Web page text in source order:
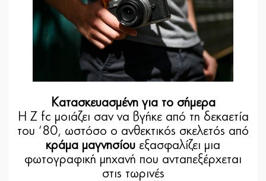
Κατασκευασμένη για το σήμερα
Η Z fc μοιάζει σαν να βγήκε από τη δεκαετία
του ‘80, ωστόσο ο ανθεκτικός σκελετός από
κράμα μαγνησίου εξασφαλίζει μια
φωτογραφική μηχανή που ανταπεξέρχεται
στις τωρινές